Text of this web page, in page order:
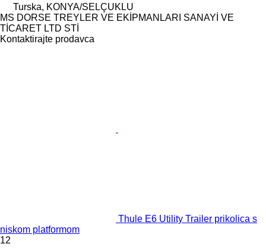
Turska, KONYA/SELÇUKLU
MS DORSE TREYLER VE EKİPMANLARI SANAYİ VE
TİCARET LTD STİ
Kontaktirajte prodavca
Thule E6 Utility Trailer prikolica s
niskom platformom
12